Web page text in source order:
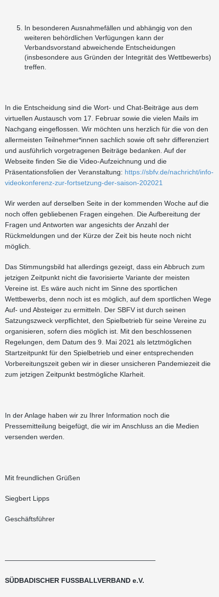
In besonderen Ausnahmefällen und abhängig von den
weiteren behördlichen Verfügungen kann der
Verbandsvorstand abweichende Entscheidungen
(insbesondere aus Gründen der Integrität des Wettbewerbs)
treffen.
In die Entscheidung sind die Wort- und Chat-Beiträge aus dem
virtuellen Austausch vom 17. Februar sowie die vielen Mails im
Nachgang eingeflossen. Wir möchten uns herzlich für die von den
allermeisten Teilnehmer*innen sachlich sowie oft sehr differenziert
und ausführlich vorgetragenen Beiträge bedanken. Auf der
Webseite finden Sie die Video-Aufzeichnung und die
Präsentationsfolien der Veranstaltung: https://sbfv.de/nachricht/info-
videokonferenz-zur-fortsetzung-der-saison-202021
Wir werden auf derselben Seite in der kommenden Woche auf die
noch offen gebliebenen Fragen eingehen. Die Aufbereitung der
Fragen und Antworten war angesichts der Anzahl der
Rückmeldungen und der Kürze der Zeit bis heute noch nicht
möglich.
Das Stimmungsbild hat allerdings gezeigt, dass ein Abbruch zum
jetzigen Zeitpunkt nicht die favorisierte Variante der meisten
Vereine ist. Es wäre auch nicht im Sinne des sportlichen
Wettbewerbs, denn noch ist es möglich, auf dem sportlichen Wege
Auf- und Absteiger zu ermitteln. Der SBFV ist durch seinen
Satzungszweck verpflichtet, den Spielbetrieb für seine Vereine zu
organisieren, sofern dies möglich ist. Mit den beschlossenen
Regelungen, dem Datum des 9. Mai 2021 als letztmöglichen
Startzeitpunkt für den Spielbetrieb und einer entsprechenden
Vorbereitungszeit geben wir in dieser unsicheren Pandemiezeit die
zum jetzigen Zeitpunkt bestmögliche Klarheit.
In der Anlage haben wir zu Ihrer Information noch die
Pressemitteilung beigefügt, die wir im Anschluss an die Medien
versenden werden.
Mit freundlichen Grüßen
Siegbert Lipps
Geschäftsführer
——————————————————————
SÜDBADISCHER FUSSBALLVERBAND e.V.